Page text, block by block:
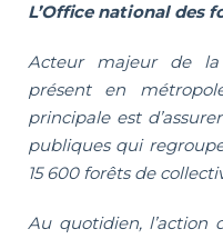
L’Office national des
Acteur majeur de la
présent en
principale est
publiques qui
15 600 forêts de
Au quotidien, l’action